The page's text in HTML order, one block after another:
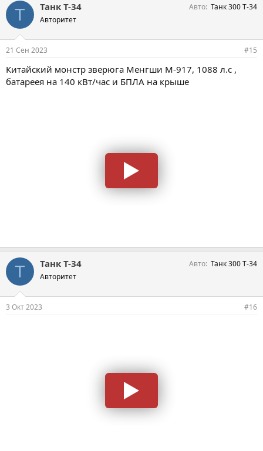
Т Танк Т-34
Авторитет
Авто Танк 300 Т-34
21 Сен 2023 #15
Китайский монстр зверюга Менгши М-917, 1088 л.с ,
батареея на 140 кВт/час и БПЛА на крыше
Т Танк Т-34
Авторитет
Авто Танк 300 Т-34
3 Окт 2023 #16